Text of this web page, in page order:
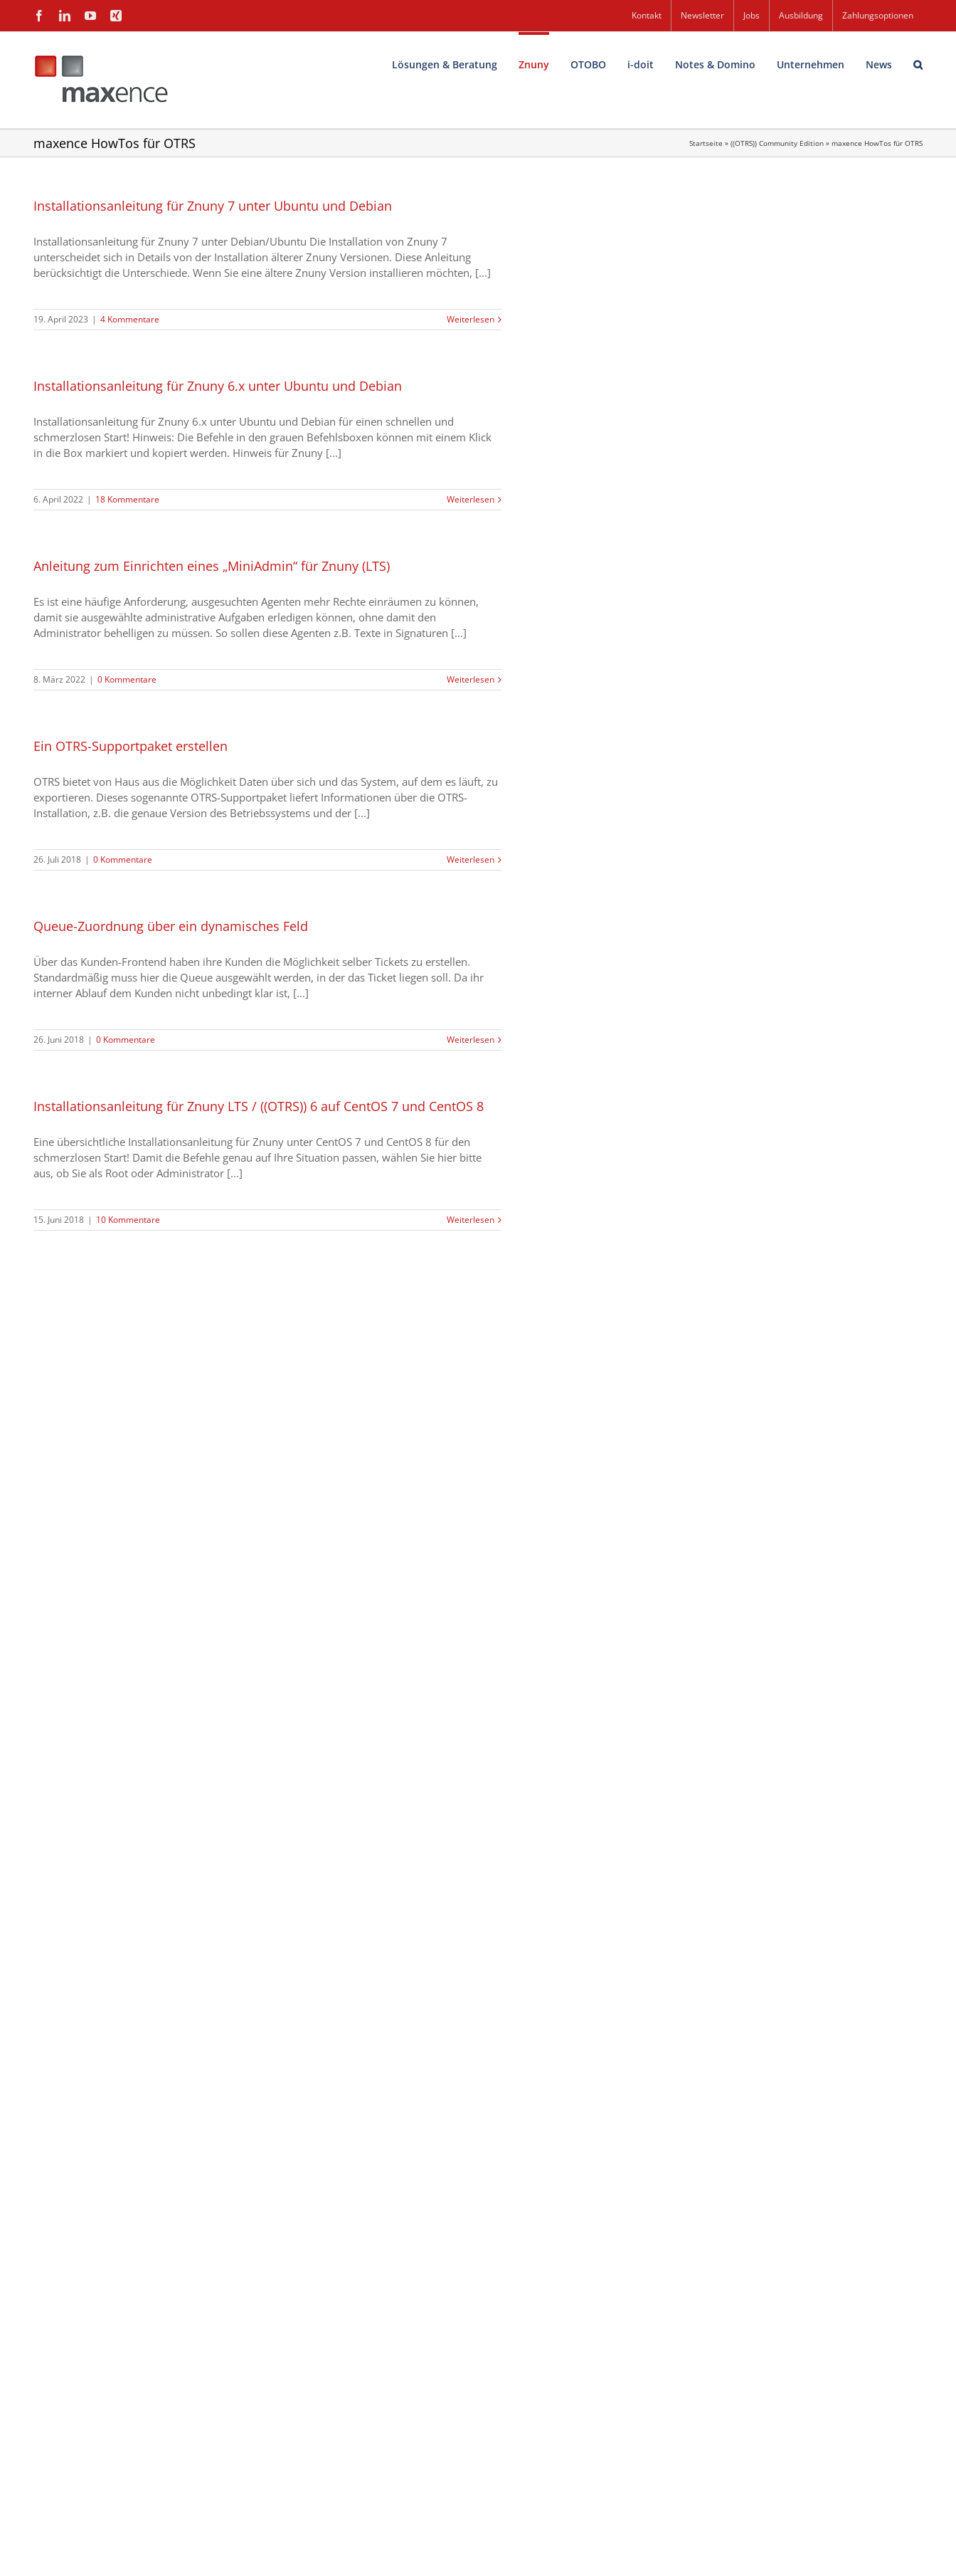
FacebookLinkedInYouTubeXing Kontakt Newsletter Jobs Ausbildung Zahlungsoptionen
Lösungen & Beratung Znuny OTOBO i-doit Notes & Domino Unternehmen News
maxence HowTos für OTRS Startseite » ((OTRS)) Community Edition » maxence HowTos für OTRS
Installationsanleitung für Znuny 7 unter Ubuntu und Debian
Installationsanleitung für Znuny 7 unter Debian/Ubuntu Die Installation von Znuny 7
unterscheidet sich in Details von der Installation älterer Znuny Versionen. Diese Anleitung
berücksichtigt die Unterschiede. Wenn Sie eine ältere Znuny Version installieren möchten, [...]
19. April 2023 | 4 Kommentare Weiterlesen
Installationsanleitung für Znuny 6.x unter Ubuntu und Debian
Installationsanleitung für Znuny 6.x unter Ubuntu und Debian für einen schnellen und
schmerzlosen Start! Hinweis: Die Befehle in den grauen Befehlsboxen können mit einem Klick
in die Box markiert und kopiert werden. Hinweis für Znuny [...]
6. April 2022 | 18 Kommentare Weiterlesen
Anleitung zum Einrichten eines „MiniAdmin“ für Znuny (LTS)
Es ist eine häufige Anforderung, ausgesuchten Agenten mehr Rechte einräumen zu können,
damit sie ausgewählte administrative Aufgaben erledigen können, ohne damit den
Administrator behelligen zu müssen. So sollen diese Agenten z.B. Texte in Signaturen [...]
8. März 2022 | 0 Kommentare Weiterlesen
Ein OTRS-Supportpaket erstellen
OTRS bietet von Haus aus die Möglichkeit Daten über sich und das System, auf dem es läuft, zu
exportieren. Dieses sogenannte OTRS-Supportpaket liefert Informationen über die OTRS-
Installation, z.B. die genaue Version des Betriebssystems und der [...]
26. Juli 2018 | 0 Kommentare Weiterlesen
Queue-Zuordnung über ein dynamisches Feld
Über das Kunden-Frontend haben ihre Kunden die Möglichkeit selber Tickets zu erstellen.
Standardmäßig muss hier die Queue ausgewählt werden, in der das Ticket liegen soll. Da ihr
interner Ablauf dem Kunden nicht unbedingt klar ist, [...]
26. Juni 2018 | 0 Kommentare Weiterlesen
Installationsanleitung für Znuny LTS / ((OTRS)) 6 auf CentOS 7 und CentOS 8
Eine übersichtliche Installationsanleitung für Znuny unter CentOS 7 und CentOS 8 für den
schmerzlosen Start! Damit die Befehle genau auf Ihre Situation passen, wählen Sie hier bitte
aus, ob Sie als Root oder Administrator [...]
15. Juni 2018 | 10 Kommentare Weiterlesen